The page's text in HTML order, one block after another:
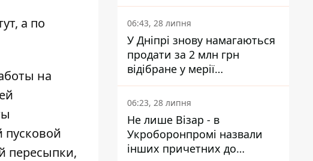
, а по
на
пусковой
пересыпки,
контрабанді техніки та
ухиленні від сплати
податків
06:43, 28 липня
У Дніпрі знову намагаються
продати за 2 млн грн
відібране у мерії
приміщення Укрпошти
06:23, 28 липня
Не лише Візар - в
Укроборонпромі назвали
інших причетних до